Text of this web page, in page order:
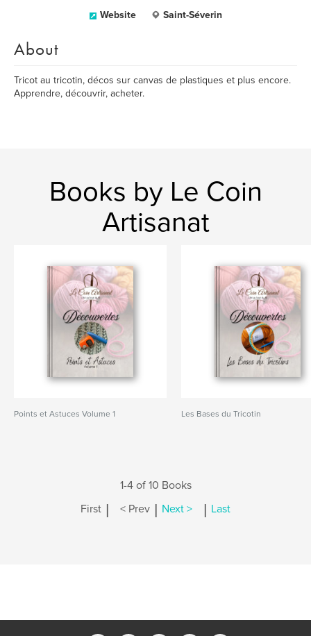
Website Saint-Séverin
About
Tricot au tricotin, décos sur canvas de plastiques et plus encore.
Apprendre, découvrir, acheter.
Books by Le Coin
Artisanat
Points et Astuces Volume 1 Les Bases du Tricotin
1-4 of 10 Books
First | < Prev | Next > | Last